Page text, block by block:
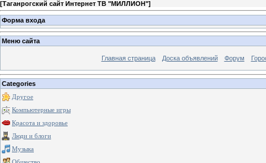
[Таганрогский сайт Интернет ТВ "МИЛЛИОН"]
Форма входа
Меню сайта
Главная страница Доска объявлений Форум
Categories
Другое
Компьютерные игры
Красота и здоровье
Люди и блоги
Музыка